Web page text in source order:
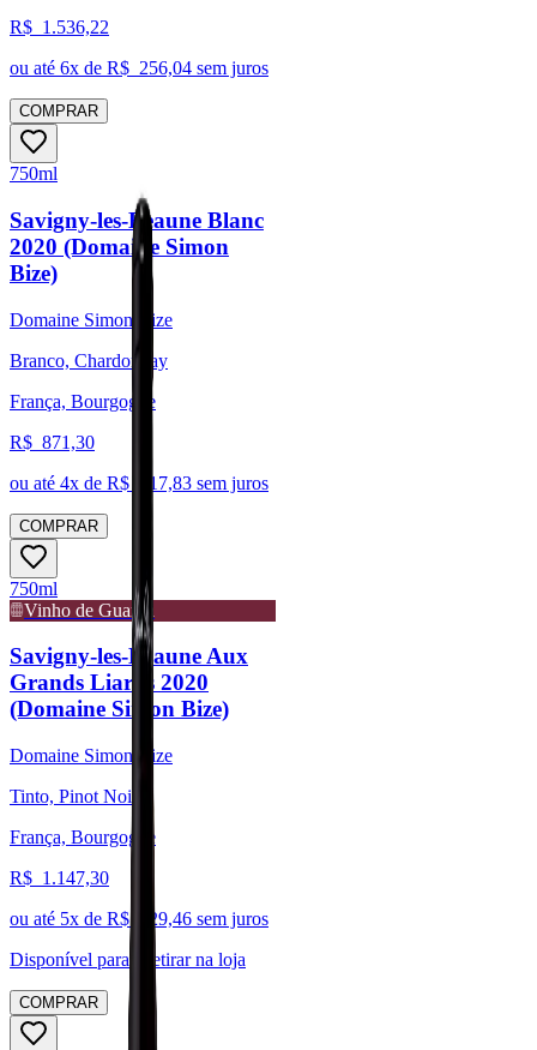
R$ 1.536,22
ou até 6x de R$ 256,04 sem juros
COMPRAR
750ml
Savigny-les-Beaune Blanc
2020 (Domaine Simon
Bize)
Domaine Simon Bize
Branco, Chardonnay
França, Bourgogne
R$ 871,30
ou até 4x de R$ 217,83 sem juros
COMPRAR
750ml
Vinho de Guarda
Savigny-les-Beaune Aux
Grands Liards 2020
(Domaine Simon Bize)
Domaine Simon Bize
Tinto, Pinot Noir
França, Bourgogne
R$ 1.147,30
ou até 5x de R$ 229,46 sem juros
Disponível para:
Retirar na loja
COMPRAR